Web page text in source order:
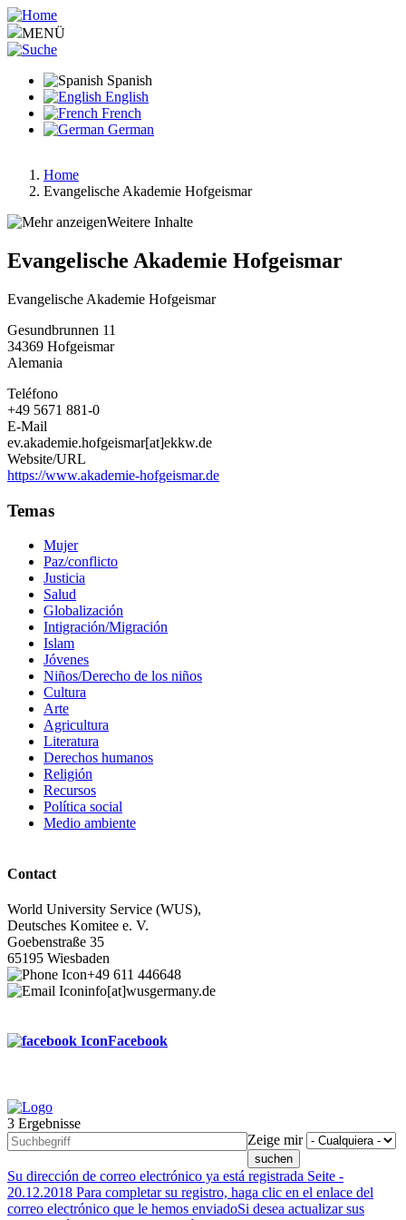
Pasar
al
contenido
MENÜ
Spanish
English
French
German
Ruta
de
Home
Evangelische Akademie Hofgeismar
Weitere Inhalte
Evangelische Akademie Hofgeismar
Evangelische Akademie Hofgeismar
Gesundbrunnen 11
34369 Hofgeismar
Alemania
Teléfono
+49 5671 881-0
E-Mail
ev.akademie.hofgeismar[at]ekkw.de
Website/URL
https://www.akademie-hofgeismar.de
Temas
Mujer
Paz/conflicto
Justicia
Salud
Globalización
Intigración/Migración
Islam
Jóvenes
Niños/Derecho de los niños
Cultura
Arte
Agricultura
Literatura
Derechos humanos
Religión
Recursos
Política social
Medio ambiente
Contact
World University Service (WUS),
Deutsches Komitee e. V.
Goebenstraße 35
65195 Wiesbaden
+49 611 446648
info[at]wusgermany.de
Facebook
Footer
menu
3 Ergebnisse
Zeige mir
Su dirección de correo electrónico ya está registrada Seite -
20.12.2018 Para completar su registro, haga clic en el enlace del
correo electrónico que le hemos enviadoSi desea actualizar sus